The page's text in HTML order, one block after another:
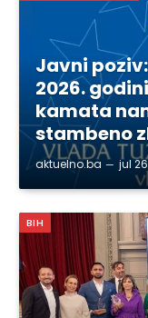
Javni
2026.
kamata
stambeno
aktuelno.ba jul
BIH